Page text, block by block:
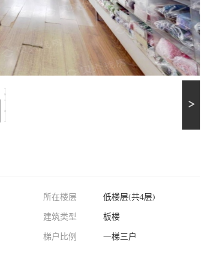
所在楼层
低楼层(共4层)
建筑类型
板楼
梯户比例
一梯三户